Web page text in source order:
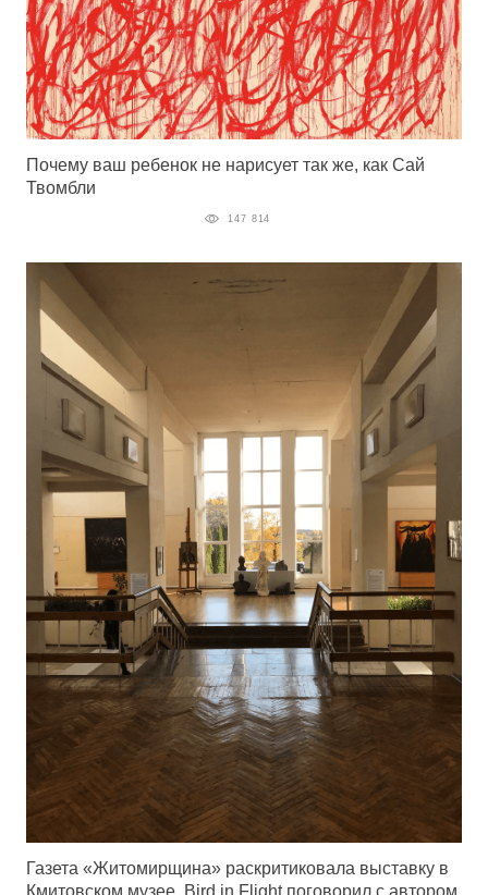
Почему ваш ребенок не нарисует так же, как Сай
Твомбли
147 814
Газета «Житомирщина» раскритиковала выставку в
Кмитовском музее. Bird in Flight поговорил с автором